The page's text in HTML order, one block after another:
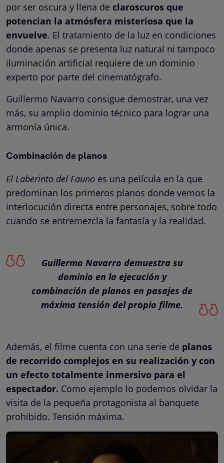
por ser oscura y llena de claroscuros que
potencian la atmósfera misteriosa que la
envuelve. El tratamiento de la luz en condiciones
donde apenas se presenta luz natural ni tampoco
iluminación artificial requiere de un dominio
experto por parte del cinematógrafo.
Guillermo Navarro consigue demostrar, una vez
más, su amplio dominio técnico para lograr una
armonía única.
Combinación de planos
El Laberinto del Fauno es una película en la que
predominan los primeros planos donde vemos la
interlocución directa entre personajes, sobre todo
cuando se entremezcla la fantasía y la realidad.
Guillermo Navarro demuestra su
dominio en la ejecución y
combinación de planos en pasajes de
máxima tensión del propio filme.
Además, el filme cuenta con una serie de planos
de recorrido complejos en su realización y con
un efecto totalmente inmersivo para el
espectador. Como ejemplo lo podemos olvidar la
visita de la pequeña protagonista al banquete
prohibido. Tensión máxima.